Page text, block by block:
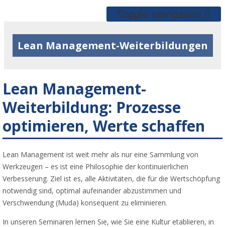
Toggle navigation
Lean Management-Weiterbildungen
Lean Management-
Weiterbildung: Prozesse
optimieren, Werte schaffen
Lean Management ist weit mehr als nur eine Sammlung von
Werkzeugen – es ist eine Philosophie der kontinuierlichen
Verbesserung. Ziel ist es, alle Aktivitäten, die für die Wertschöpfung
notwendig sind, optimal aufeinander abzustimmen und
Verschwendung (Muda) konsequent zu eliminieren.
In unseren Seminaren lernen Sie, wie Sie eine Kultur etablieren, in